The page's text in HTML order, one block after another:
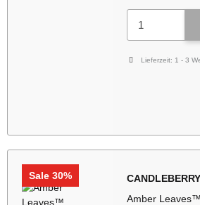
Lieferzeit: 1 - 3
Sale 30%
Amber